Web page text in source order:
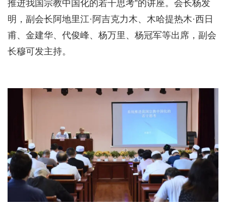
推进我国宗教中国化的若干思考”的讲座。会长杨发
明，副会长阿地里江·阿吉克力木、木哈提热木·西日
甫、金建华、代俊峰、杨万里、杨冠军等出席，副会
长穆可发主持。